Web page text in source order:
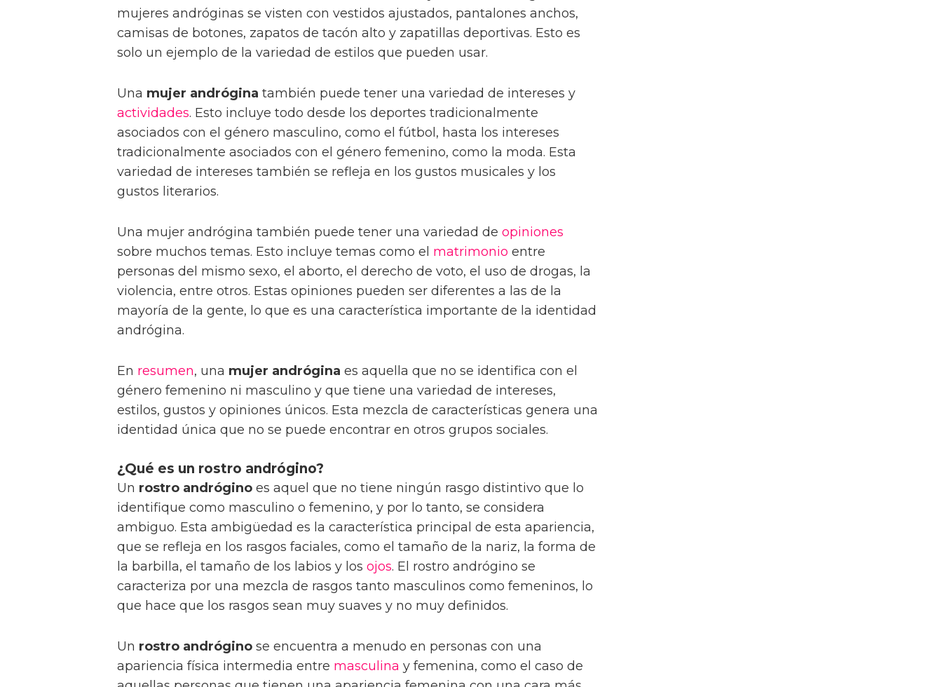
mujeres andróginas se visten con vestidos ajustados, pantalones anchos,
camisas de botones, zapatos de tacón alto y zapatillas deportivas. Esto es
solo un ejemplo de la variedad de estilos que pueden usar.
Una mujer andrógina también puede tener una variedad de intereses y
actividades. Esto incluye todo desde los deportes tradicionalmente
asociados con el género masculino, como el fútbol, hasta los intereses
tradicionalmente asociados con el género femenino, como la moda. Esta
variedad de intereses también se refleja en los gustos musicales y los
gustos literarios.
Una mujer andrógina también puede tener una variedad de opiniones
sobre muchos temas. Esto incluye temas como el matrimonio entre
personas del mismo sexo, el aborto, el derecho de voto, el uso de drogas, la
violencia, entre otros. Estas opiniones pueden ser diferentes a las de la
mayoría de la gente, lo que es una característica importante de la identidad
andrógina.
En resumen, una mujer andrógina es aquella que no se identifica con el
género femenino ni masculino y que tiene una variedad de intereses,
estilos, gustos y opiniones únicos. Esta mezcla de características genera una
identidad única que no se puede encontrar en otros grupos sociales.
¿Qué es un rostro andrógino?
Un rostro andrógino es aquel que no tiene ningún rasgo distintivo que lo
identifique como masculino o femenino, y por lo tanto, se considera
ambiguo. Esta ambigüedad es la característica principal de esta apariencia,
que se refleja en los rasgos faciales, como el tamaño de la nariz, la forma de
la barbilla, el tamaño de los labios y los ojos. El rostro andrógino se
caracteriza por una mezcla de rasgos tanto masculinos como femeninos, lo
que hace que los rasgos sean muy suaves y no muy definidos.
Un rostro andrógino se encuentra a menudo en personas con una
apariencia física intermedia entre masculina y femenina, como el caso de